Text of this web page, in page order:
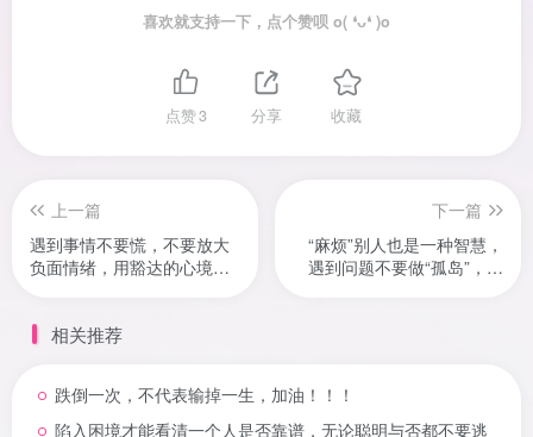
喜欢就支持一下，点个赞呗 o( ❛ᴗ❛ )o
点赞3 分享 收藏
上一篇
遇到事情不要慌，不要放大
负面情绪，用豁达的心境继
下一篇
“麻烦”别人也是一种智慧，
遇到问题不要做“孤岛”，学
相关推荐
跌倒一次，不代表输掉一生，加油！！！
陷入困境才能看清一个人是否靠谱，无论聪明与否都不要逃